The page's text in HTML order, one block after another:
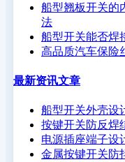
船型翘板开关的
法
船型开关能否焊
高品质汽车保险
最新资讯文章
船型开关外壳设
按键开关防反焊
电源插座端子设
金属按键开关防